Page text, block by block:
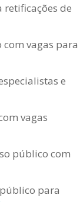
retificações de
com vagas para
e
vagas
público com
para